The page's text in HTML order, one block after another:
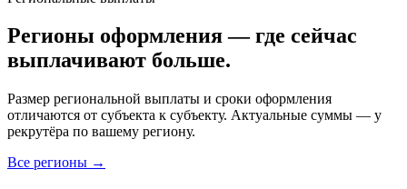
Регионы оформления — где сейчас
выплачивают больше.
Размер региональной выплаты и сроки оформления
отличаются от субъекта к субъекту. Актуальные суммы — у
рекрутёра по вашему региону.
Все регионы →